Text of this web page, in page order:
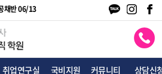
일 05/27 CRS·DCS 단기평일 05/21
취업연구실 국비지원 커뮤니티 상담신